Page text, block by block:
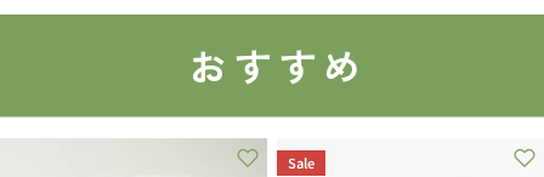
コ
レ
ク
おすすめ
Sale